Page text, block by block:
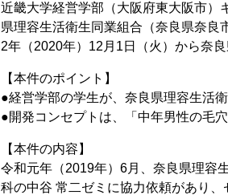
近畿大学経営学部（大阪府東大阪市）
県理容生活衛生同業組合（奈良県奈
2年（2020年）12月1日（火）から奈
【本件のポイント】
●経営学部の学生が、奈良県理容生活
●開発コンセプトは、「中年男性の毛
【本件の内容】
令和元年（2019年）6月、奈良県理容
科の中谷 常二ゼミに協力依頼があり